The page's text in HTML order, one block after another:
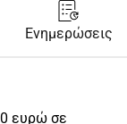
Ενημερώσεις
ευρώ σε